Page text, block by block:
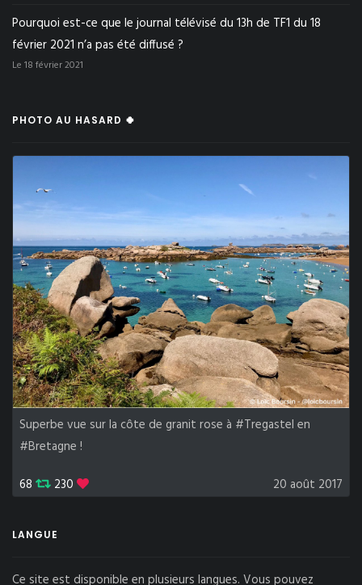
Pourquoi est-ce que le journal télévisé du 13h de TF1 du 18
février 2021 n’a pas été diffusé ?
Le 18 février 2021
PHOTO AU HASARD 🍀
Superbe vue sur la côte de granit rose à #Tregastel en
#Bretagne !
68
230 20 août 2017
LANGUE
Ce site est disponible en plusieurs langues. Vous pouvez